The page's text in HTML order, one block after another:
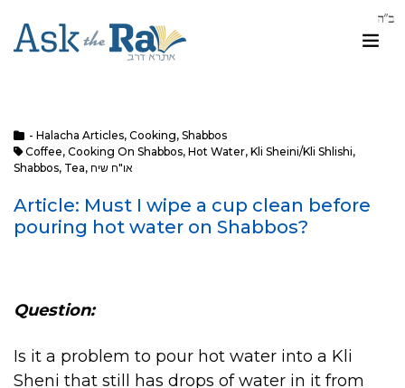
- Halacha Articles, Cooking, Shabbos
Coffee, Cooking On Shabbos, Hot Water, Kli Sheini/kli Shlishi,
Shabbos, Tea, או"ח שיח
Article: Must I wipe a cup clean before
pouring hot water on Shabbos?
Question:
Is it a problem to pour hot water into a Kli
Sheni that still has drops of water in it from